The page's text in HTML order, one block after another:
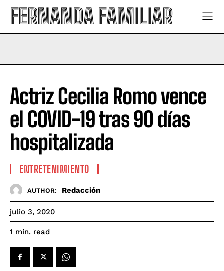
FERNANDA FAMILIAR
Actriz Cecilia Romo vence
el COVID-19 tras 90 días
hospitalizada
ENTRETENIMIENTO
AUTHOR: Redacción
julio 3, 2020
1 min. read